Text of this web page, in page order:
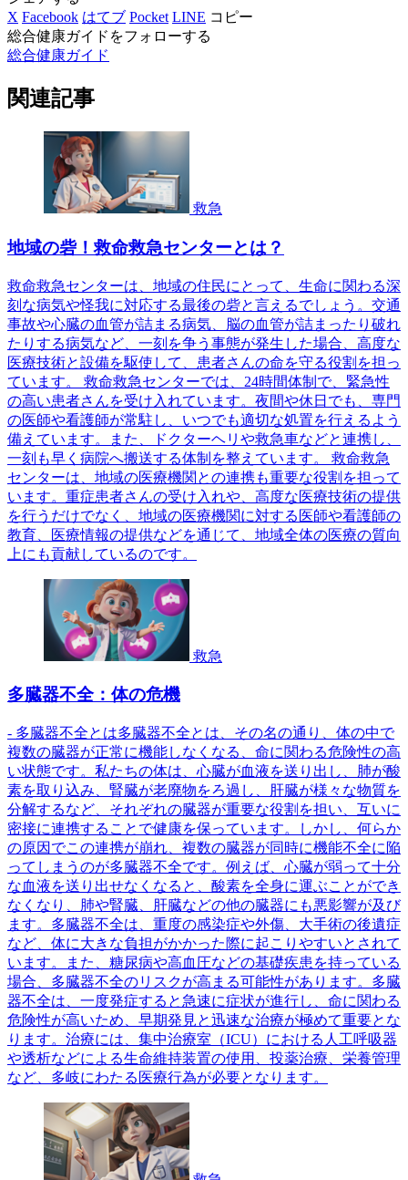
X Facebook はてブ Pocket LINE コピー
総合健康ガイドをフォローする
総合健康ガイド
関連記事
救急
地域の砦！救命救急センターとは？
救命救急センターは、地域の住民にとって、生命に関わる深
刻な病気や怪我に対応する最後の砦と言えるでしょう。交通
事故や心臓の血管が詰まる病気、脳の血管が詰まったり破れ
たりする病気など、一刻を争う事態が発生した場合、高度な
医療技術と設備を駆使して、患者さんの命を守る役割を担っ
ています。 救命救急センターでは、24時間体制で、緊急性
の高い患者さんを受け入れています。夜間や休日でも、専門
の医師や看護師が常駐し、いつでも適切な処置を行えるよう
備えています。また、ドクターヘリや救急車などと連携し、
一刻も早く病院へ搬送する体制を整えています。 救命救急
センターは、地域の医療機関との連携も重要な役割を担って
います。重症患者さんの受け入れや、高度な医療技術の提供
を行うだけでなく、地域の医療機関に対する医師や看護師の
教育、医療情報の提供などを通じて、地域全体の医療の質向
上にも貢献しているのです。
救急
多臓器不全：体の危機
- 多臓器不全とは多臓器不全とは、その名の通り、体の中で
複数の臓器が正常に機能しなくなる、命に関わる危険性の高
い状態です。私たちの体は、心臓が血液を送り出し、肺が酸
素を取り込み、腎臓が老廃物をろ過し、肝臓が様々な物質を
分解するなど、それぞれの臓器が重要な役割を担い、互いに
密接に連携することで健康を保っています。しかし、何らか
の原因でこの連携が崩れ、複数の臓器が同時に機能不全に陥
ってしまうのが多臓器不全です。例えば、心臓が弱って十分
な血液を送り出せなくなると、酸素を全身に運ぶことができ
なくなり、肺や腎臓、肝臓などの他の臓器にも悪影響が及び
ます。多臓器不全は、重度の感染症や外傷、大手術の後遺症
など、体に大きな負担がかかった際に起こりやすいとされて
います。また、糖尿病や高血圧などの基礎疾患を持っている
場合、多臓器不全のリスクが高まる可能性があります。多臓
器不全は、一度発症すると急速に症状が進行し、命に関わる
危険性が高いため、早期発見と迅速な治療が極めて重要とな
ります。治療には、集中治療室（ICU）における人工呼吸器
や透析などによる生命維持装置の使用、投薬治療、栄養管理
など、多岐にわたる医療行為が必要となります。